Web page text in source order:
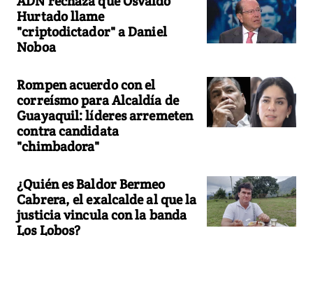
Hurtado llame
"criptodictador" a Daniel
Noboa
Rompen acuerdo con el
correísmo para Alcaldía de
Guayaquil: líderes arremeten
contra candidata
"chimbadora"
¿Quién es Baldor Bermeo
Cabrera, el exalcalde al que la
justicia vincula con la banda
Los Lobos?